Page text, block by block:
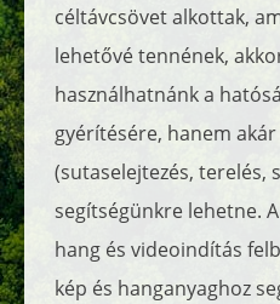
céltávcsövet alkottak,
lehetővé tennének,
használhatnánk a
gyérítésére, hanem
(sutaselejtezés, terelés,
segítségünkre lehetne.
hang és videoindítás
kép és hanganyaghoz